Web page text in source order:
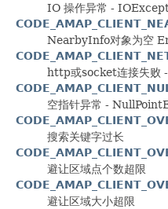
IO 操作异常 -
NearbyInfo对象为空
http或socket连接失
空指针异常 -
搜索关键字过长
避让区域点个数超限
避让区域大小超限